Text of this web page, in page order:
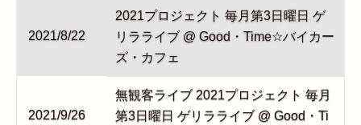
2021/8/22
2021プロジェクト 毎月第3日曜日 ゲ
リラライブ @ Good・Time☆バイカー
ズ・カフェ
2021/9/26
無観客ライブ 2021プロジェクト 毎月
第3日曜日 ゲリラライブ @ Good・Ti